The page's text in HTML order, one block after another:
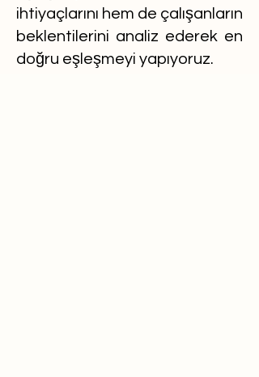
ihtiyaçlarını hem de çalışanların
beklentilerini analiz ederek en
doğru eşleşmeyi yapıyoruz.